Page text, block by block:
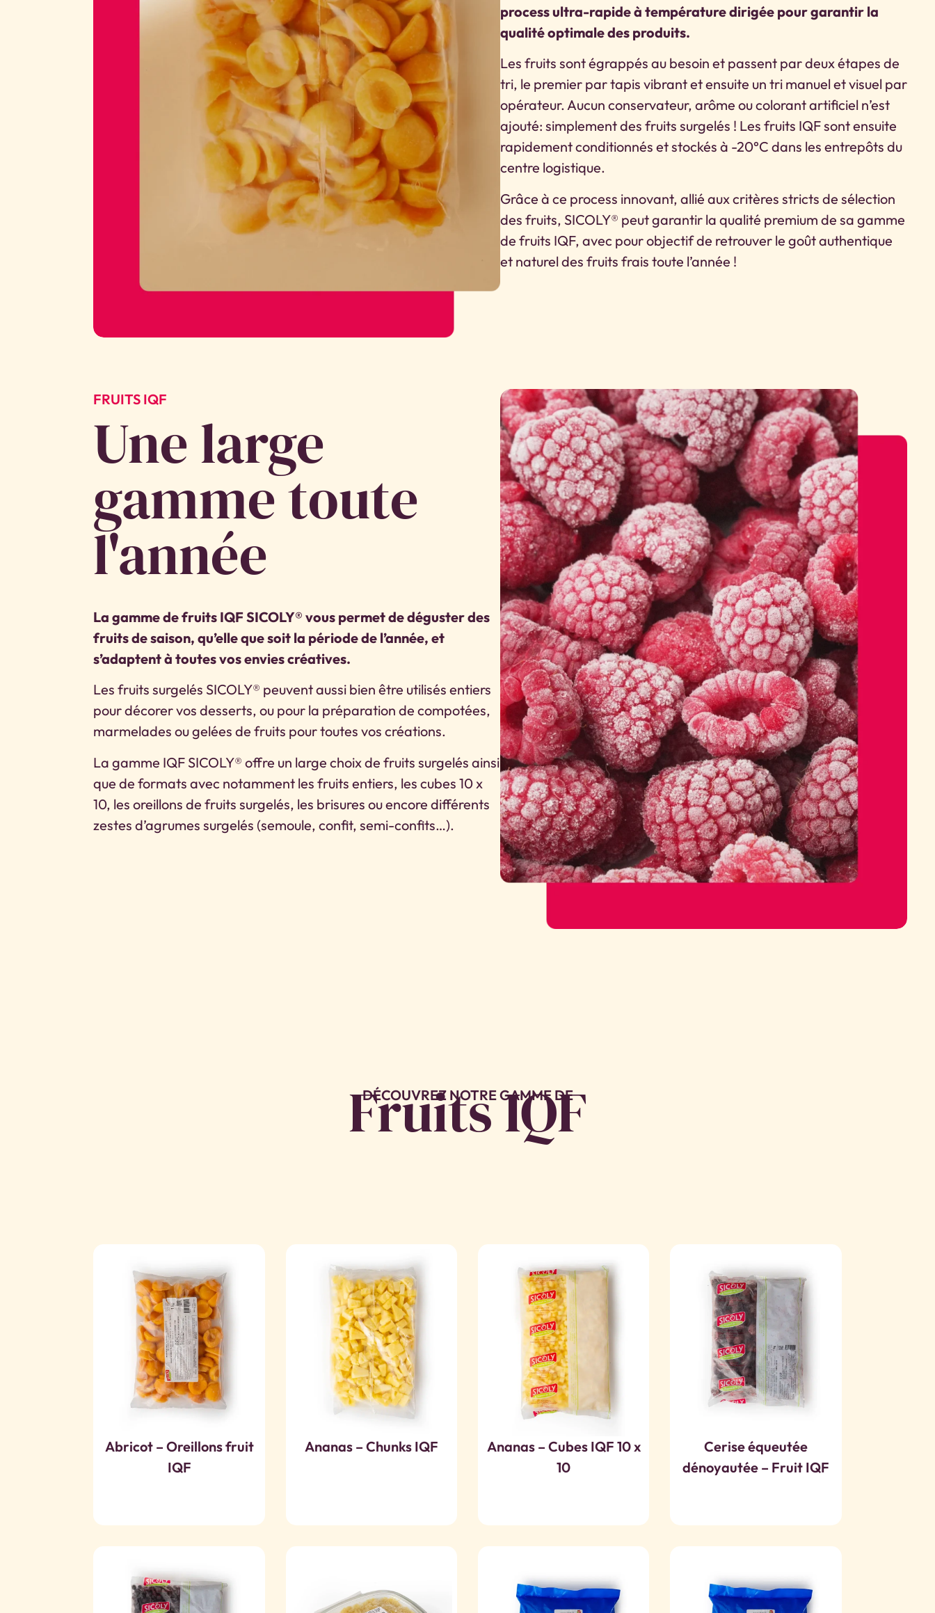
process ultra-rapide à température dirigée pour garantir la
qualité optimale des produits.
Les fruits sont égrappés au besoin et passent par deux étapes de
tri, le premier par tapis vibrant et ensuite un tri manuel et visuel par
opérateur. Aucun conservateur, arôme ou colorant artificiel n’est
ajouté: simplement des fruits surgelés ! Les fruits IQF sont ensuite
rapidement conditionnés et stockés à -20°C dans les entrepôts du
centre logistique.
Grâce à ce process innovant, allié aux critères stricts de sélection
des fruits, SICOLY® peut garantir la qualité premium de sa gamme
de fruits IQF, avec pour objectif de retrouver le goût authentique
et naturel des fruits frais toute l’année !
FRUITS IQF
Une large
gamme toute
l'année
La gamme de fruits IQF SICOLY® vous permet de déguster des
fruits de saison, qu’elle que soit la période de l’année, et
s’adaptent à toutes vos envies créatives.
Les fruits surgelés SICOLY® peuvent aussi bien être utilisés entiers
pour décorer vos desserts, ou pour la préparation de compotées,
marmelades ou gelées de fruits pour toutes vos créations.
La gamme IQF SICOLY® offre un large choix de fruits surgelés ainsi
que de formats avec notamment les fruits entiers, les cubes 10 x
10, les oreillons de fruits surgelés, les brisures ou encore différents
zestes d’agrumes surgelés (semoule, confit, semi-confits…).
DÉCOUVREZ NOTRE GAMME DE
Fruits IQF
Abricot – Oreillons fruit
IQF
Ananas – Chunks IQF
Ananas – Cubes IQF 10 x
10
Cerise équeutée
dénoyautée – Fruit IQF